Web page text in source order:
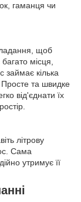
гаманця чи
щоб
місця,
займає кілька
та швидке
від'єднати їх
літрову
Сама
утримує її